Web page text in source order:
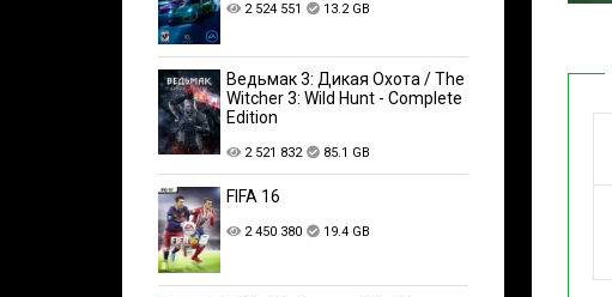
2 524 551 13.2 GB
Ведьмак 3: Дикая Охота / The
Witcher 3: Wild Hunt - Complete
Edition
2 521 832 85.1 GB
FIFA 16
2 450 380 19.4 GB